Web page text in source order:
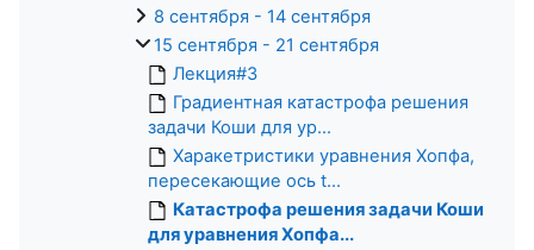
8 сентября - 14 сентября
15 сентября - 21 сентября
Лекция#3
Градиентная катастрофа решения
задачи Коши для ур...
Харакетристики уравнения Хопфа,
пересекающие ось t...
Катастрофа решения задачи Коши
для уравнения Хопфа...